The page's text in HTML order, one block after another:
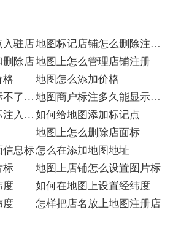
驻店地图标记店铺怎么删除注册
店
除店地图上怎么管理店铺注册
地图怎么添加价格
了入地图商户标注多久能显示入
驻
入驻如何给地图添加标记点
地图上怎么删除店面标
息标怎么在添加地图地址
标
地图上店铺怎么设置图片标
度
如何在地图上设置经纬度
度
怎样把店名放上地图注册店